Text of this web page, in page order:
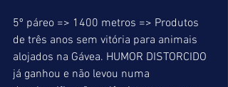
5º páreo => 1400 metros => Produtos
de três anos sem vitória para animais
alojados na Gávea. HUMOR DISTORCIDO
já ganhou e não levou numa